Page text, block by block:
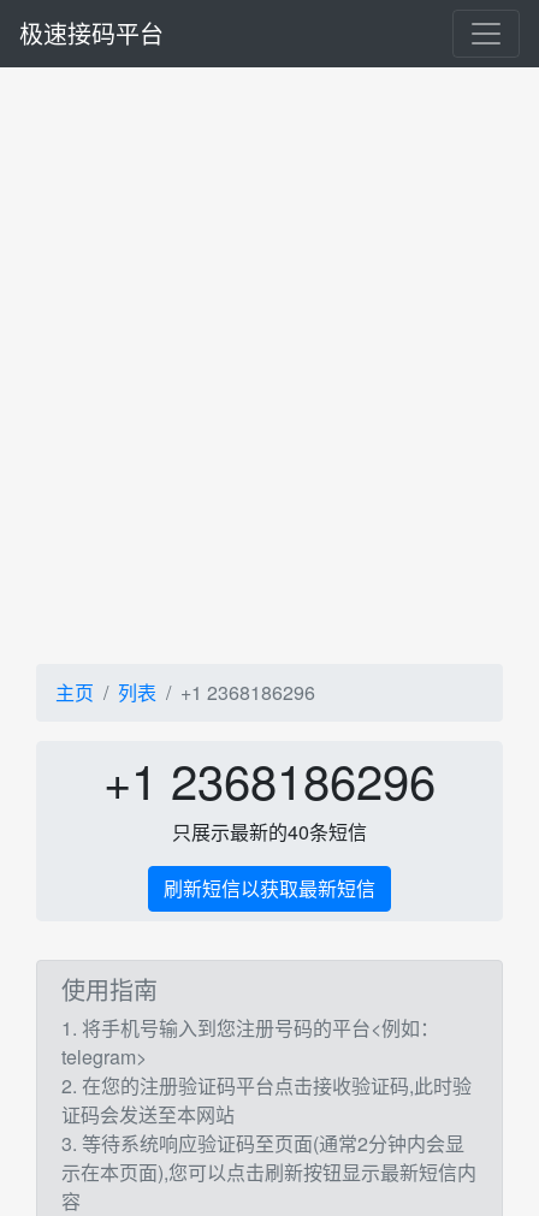
极速接码平台
主页 列表 +1 2368186296
+1 2368186296
只展示最新的40条短信
刷新短信以获取最新短信
使用指南
1. 将手机号输入到您注册号码的平台<例如：
telegram>
2. 在您的注册验证码平台点击接收验证码,此时验
证码会发送至本网站
3. 等待系统响应验证码至页面(通常2分钟内会显
示在本页面),您可以点击刷新按钮显示最新短信内
容